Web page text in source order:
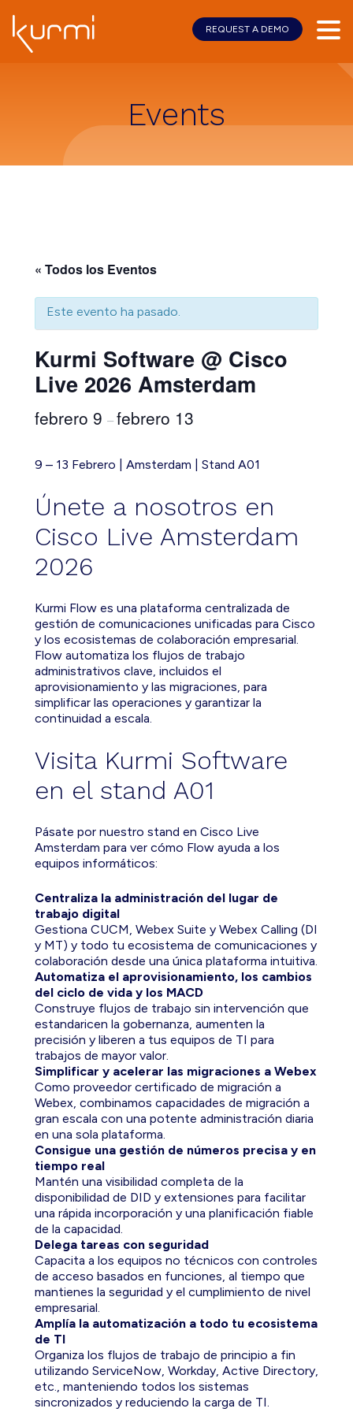
Skip
Skip
Events
« Todos los Eventos
Este evento ha pasado.
Kurmi Software @ Cisco
Live 2026 Amsterdam
febrero 9 –febrero 13
9 – 13 Febrero | Amsterdam | Stand A01
Únete a nosotros en
Cisco Live Amsterdam
2026
Kurmi Flow es una plataforma centralizada de
gestión de comunicaciones unificadas para Cisco
y los ecosistemas de colaboración empresarial.
Flow automatiza los flujos de trabajo
administrativos clave, incluidos el
aprovisionamiento y las migraciones, para
simplificar las operaciones y garantizar la
continuidad a escala.
Visita Kurmi Software
en el stand A01
Pásate por nuestro stand en Cisco Live
Amsterdam para ver cómo Flow ayuda a los
equipos informáticos:
Centraliza la administración del lugar de
trabajo digital
Gestiona CUCM, Webex Suite y Webex Calling (DI
y MT) y todo tu ecosistema de comunicaciones y
colaboración desde una única plataforma intuitiva.
Automatiza el aprovisionamiento, los cambios
del ciclo de vida y los MACD
Construye flujos de trabajo sin intervención que
estandaricen la gobernanza, aumenten la
precisión y liberen a tus equipos de TI para
trabajos de mayor valor.
Simplificar y acelerar las migraciones a Webex
Como proveedor certificado de migración a
Webex, combinamos capacidades de migración a
gran escala con una potente administración diaria
en una sola plataforma.
Consigue una gestión de números precisa y en
tiempo real
Mantén una visibilidad completa de la
disponibilidad de DID y extensiones para facilitar
una rápida incorporación y una planificación fiable
de la capacidad.
Delega tareas con seguridad
Capacita a los equipos no técnicos con controles
de acceso basados en funciones, al tiempo que
mantienes la seguridad y el cumplimiento de nivel
empresarial.
Amplía la automatización a todo tu ecosistema
de TI
Organiza los flujos de trabajo de principio a fin
utilizando ServiceNow, Workday, Active Directory,
etc., manteniendo todos los sistemas
sincronizados y reduciendo la carga de TI.
REQUEST A DEMO